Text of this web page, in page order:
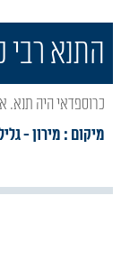
התנא רבי
כרוספדאי היה
מיקום : מירון-